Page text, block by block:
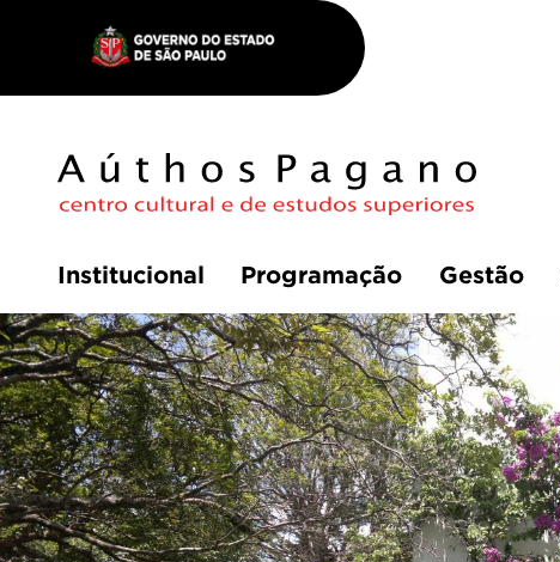
Institucional Programação Gestão